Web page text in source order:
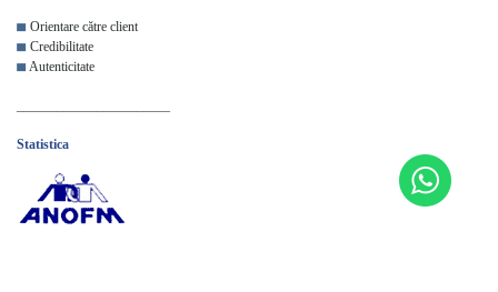
Orientare către client
Credibilitate
Autenticitate
Statistica